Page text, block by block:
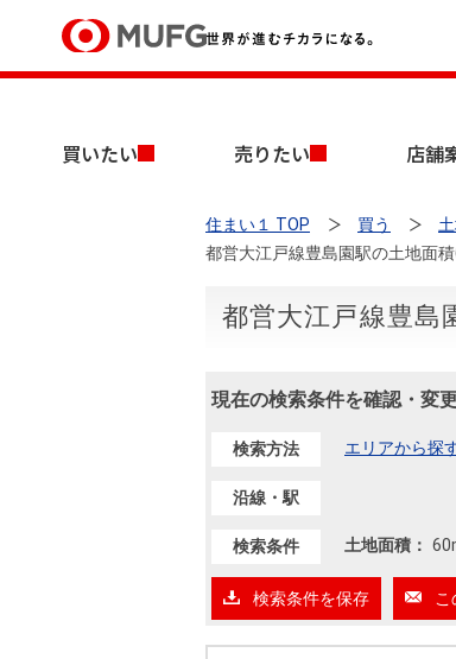
買いたい 売りたい 店舗
買いたいTOP
中古マンションを探す
投資用物件を探す
売りたいTOP
無料査定
売却時手取り金額試算
店舗案内TOP
店舗のご案内（首都圏）
会社情報TOP
会社案内（電子ブック版）
採用情報TOP
売りたい
住まい１ TOP 買う
都営大江戸線豊島園駅の土地面
都営大江戸線豊島
現在の検索条件を確認・変
検索方法 エリアから探
沿線・駅
検索条件 土地面積：
検索条件を保存